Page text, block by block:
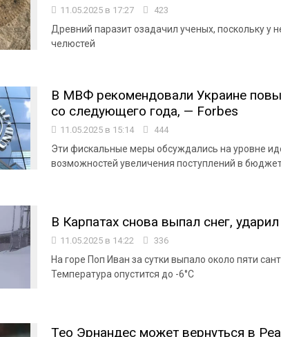
11.05.2025 в 17:27 423
Древний паразит озадачил ученых, поскольку у
челюстей
В МВФ рекомендовали Украине
со следующего года, — Forbes
11.05.2025 в 15:14 444
Эти фискальные меры обсуждались на уровне
возможностей увеличения поступлений в
В Карпатах снова выпал снег,
11.05.2025 в 14:22 336
На горе Поп Иван за сутки выпало около пяти
Температура опустится до -6°С
Тео Эрнандес может вернуться в